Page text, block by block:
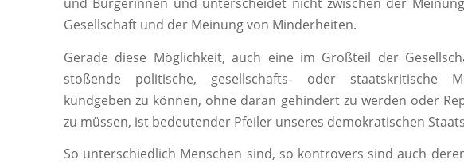
Gesellschaft und der Meinung von Minderheiten.
Gerade diese Möglichkeit, auch eine im Großteil der
stoßende politische, gesellschafts- oder staatskritische
kundgeben zu können, ohne daran gehindert zu werden oder
zu müssen, ist bedeutender Pfeiler unseres demokratischen
So unterschiedlich Menschen sind, so kontrovers sind auch